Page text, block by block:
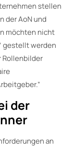
stellen
der AoN und
möchten nicht
gestellt werden
Rollenbilder
der
an